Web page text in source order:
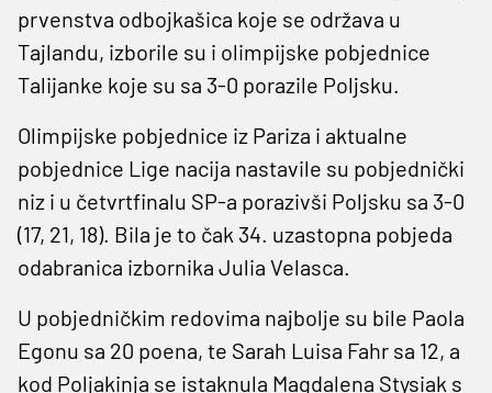
prvenstva odbojkašica koje se održava u
Tajlandu, izborile su i olimpijske pobjednice
Talijanke koje su sa 3-0 porazile Poljsku.
Olimpijske pobjednice iz Pariza i aktualne
pobjednice Lige nacija nastavile su pobjednički
niz i u četvrtfinalu SP-a porazivši Poljsku sa 3-0
(17, 21, 18). Bila je to čak 34. uzastopna pobjeda
odabranica izbornika Julia Velasca.
U pobjedničkim redovima najbolje su bile Paola
Egonu sa 20 poena, te Sarah Luisa Fahr sa 12, a
kod Poljakinja se istaknula Magdalena Stysiak s